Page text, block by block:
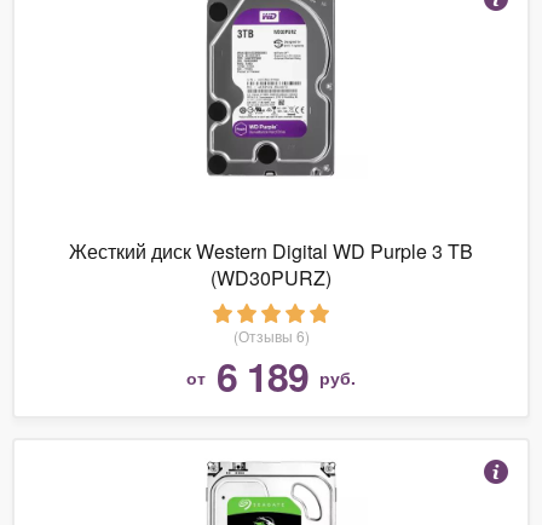
Жесткий диск Western Digital WD Purple 3 TB
(WD30PURZ)
(Отзывы 6)
от 6 189 руб.